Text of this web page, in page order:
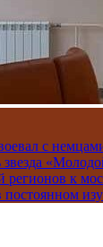
с
звезда
регионов к
постоянном